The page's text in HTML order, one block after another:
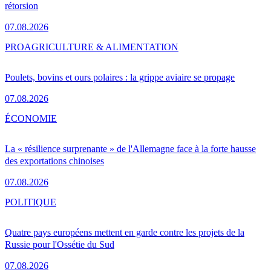
rétorsion
07.08.2026
Poulets, bovins et ours polaires : la grippe aviaire se propage
07.08.2026
PROAGRICULTURE & ALIMENTATION
La « résilience surprenante » de l'Allemagne face à la forte hausse
des exportations chinoises
07.08.2026
ÉCONOMIE
Quatre pays européens mettent en garde contre les projets de la
Russie pour l'Ossétie du Sud
07.08.2026
POLITIQUE